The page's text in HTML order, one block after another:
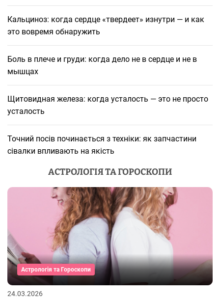
Кальциноз: когда сердце «твердеет» изнутри — и как
это вовремя обнаружить
Боль в плече и груди: когда дело не в сердце и не в
мышцах
Щитовидная железа: когда усталость — это не просто
усталость
Точний посів починається з техніки: як запчастини
сівалки впливають на якість
АСТРОЛОГІЯ ТА ГОРОСКОПИ
Астрологія та Гороскопи
24.03.2026